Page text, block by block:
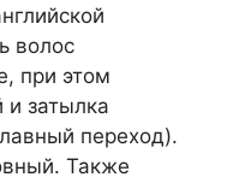
волос
при этом
затылка
переход).
Также